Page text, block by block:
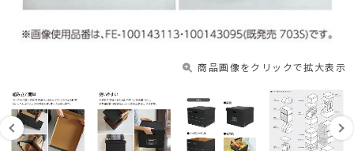
商品画像をクリックで拡大表示